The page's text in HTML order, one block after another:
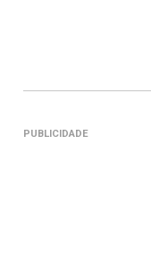
PUBLICIDADE